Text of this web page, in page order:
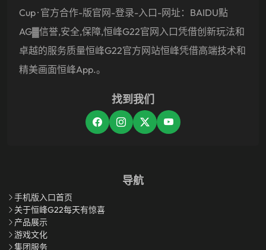
Cup · 官方合作-版官网-登录-入口-网址：BAIDU點
AG▓信誉,安全,保障,恒峰g22官网入口凭借创新玩法和
卓越的服务质量恒峰g22官方网站恒峰凭借高端技术和
精美画面恒峰app.。
找到我们
导航
手机版入口首页
关于恒峰g22每天有惊喜
产品展示
游戏文化
集团服务